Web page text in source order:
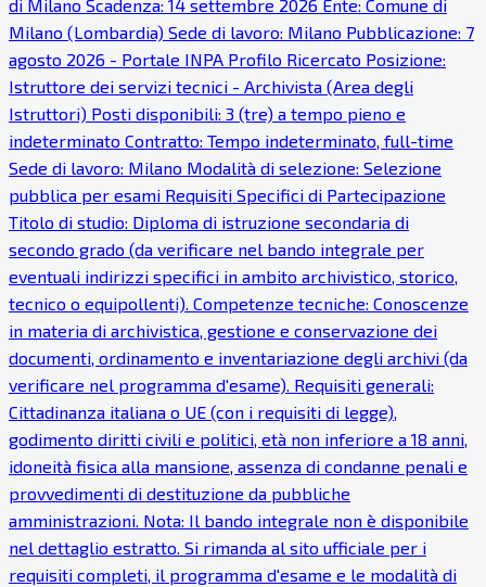
di Milano Scadenza: 14 settembre 2026 Ente: Comune di
Milano (Lombardia) Sede di lavoro: Milano Pubblicazione: 7
agosto 2026 - Portale INPA Profilo Ricercato Posizione:
Istruttore dei servizi tecnici - Archivista (Area degli
Istruttori) Posti disponibili: 3 (tre) a tempo pieno e
indeterminato Contratto: Tempo indeterminato, full-time
Sede di lavoro: Milano Modalità di selezione: Selezione
pubblica per esami Requisiti Specifici di Partecipazione
Titolo di studio: Diploma di istruzione secondaria di
secondo grado (da verificare nel bando integrale per
eventuali indirizzi specifici in ambito archivistico, storico,
tecnico o equipollenti). Competenze tecniche: Conoscenze
in materia di archivistica, gestione e conservazione dei
documenti, ordinamento e inventariazione degli archivi (da
verificare nel programma d'esame). Requisiti generali:
Cittadinanza italiana o UE (con i requisiti di legge),
godimento diritti civili e politici, età non inferiore a 18 anni,
idoneità fisica alla mansione, assenza di condanne penali e
provvedimenti di destituzione da pubbliche
amministrazioni. Nota: Il bando integrale non è disponibile
nel dettaglio estratto. Si rimanda al sito ufficiale per i
requisiti completi, il programma d'esame e le modalità di